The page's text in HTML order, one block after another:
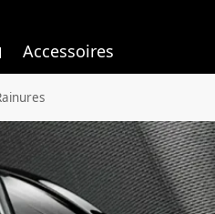
Accessoires